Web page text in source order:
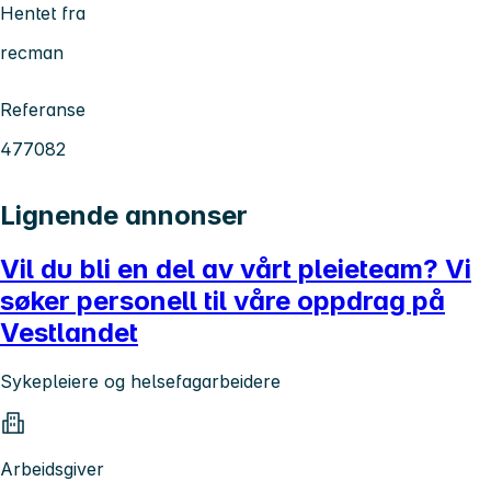
Hentet fra
recman
Referanse
477082
Lignende annonser
Vil du bli en del av vårt pleieteam? Vi
søker personell til våre oppdrag på
Vestlandet
Sykepleiere og helsefagarbeidere
Arbeidsgiver